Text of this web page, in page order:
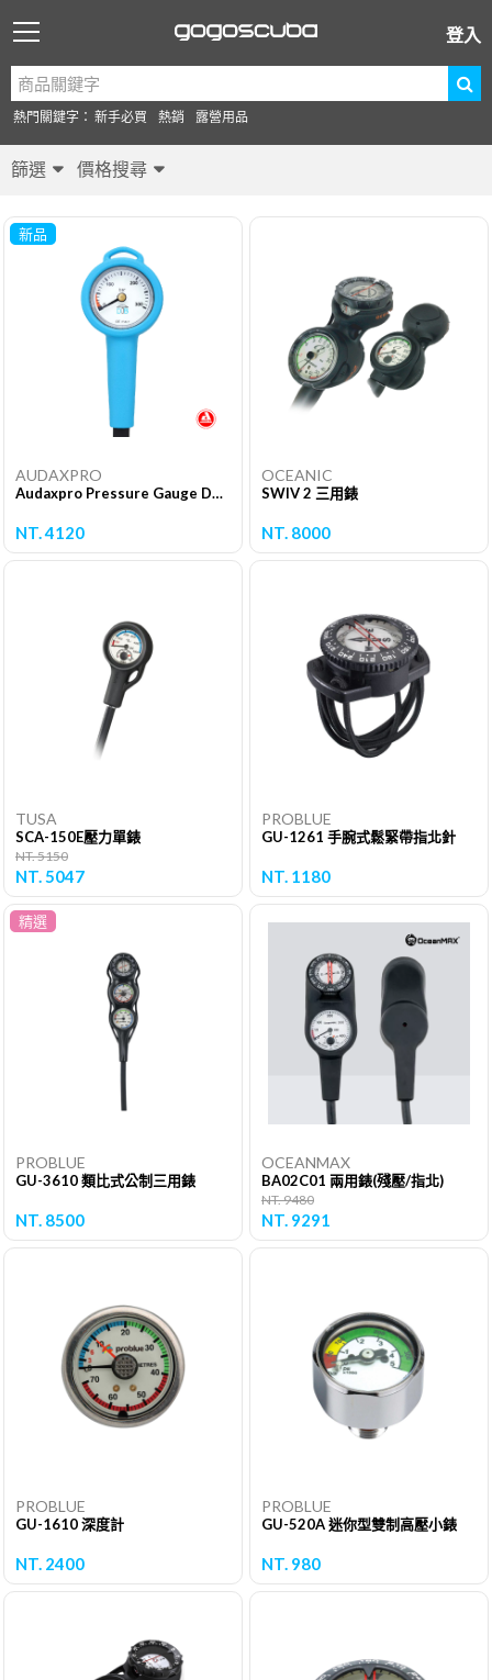
登入
熱門關鍵字： 新手必買 熱銷 露營用品
篩選 價格搜尋
新品
AUDAXPRO
Audaxpro Pressure Gauge DBT 殘壓單表
NT. 4120
OCEANIC
SWIV 2 三用錶
NT. 8000
TUSA
SCA-150E壓力單錶
NT. 5150
NT. 5047
PROBLUE
GU-1261 手腕式鬆緊帶指北針
NT. 1180
精選
PROBLUE
GU-3610 類比式公制三用錶
NT. 8500
OCEANMAX
BA02C01 兩用錶(殘壓/指北)
NT. 9480
NT. 9291
PROBLUE
GU-1610 深度計
NT. 2400
PROBLUE
GU-520A 迷你型雙制高壓小錶
NT. 980